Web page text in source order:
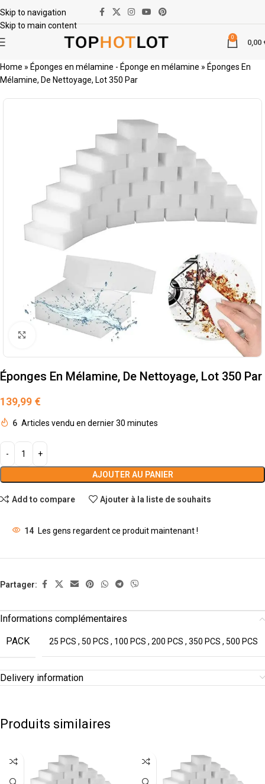
Skip to navigation
Skip to main content
0
0,00
Home » Éponges en mélamine - Éponge en mélamine » Éponges En
Mélamine, De Nettoyage, Lot 350 Par
Cliquez pour agrandir
Éponges En Mélamine, De Nettoyage, Lot 350 Par
139,99 €
6 Articles vendu en dernier 30 minutes
AJOUTER AU PANIER
Add to compare Ajouter à la liste de souhaits
14 Les gens regardent ce produit maintenant !
Partager:
Informations complémentaires
PACK
25 PCS , 50 PCS , 100 PCS , 200 PCS , 350 PCS , 500 PCS
Delivery information
Produits similaires